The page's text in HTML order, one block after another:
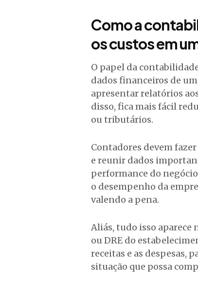
Como a
os custos em
O papel da
dados financeiros de
apresentar relatórios
disso, fica mais fácil
ou tributários.
Contadores devem
e reunir dados
performance do
o desempenho da
valendo a pena.
Aliás, tudo isso aparece
ou DRE do
receitas e as despesas,
situação que possa